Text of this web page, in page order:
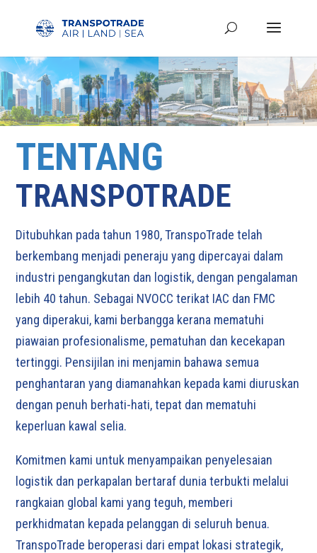
TENTANG
TRANSPOTRADE
Ditubuhkan pada tahun 1980, TranspoTrade telah
berkembang menjadi peneraju yang dipercayai dalam
industri pengangkutan dan logistik, dengan pengalaman
lebih 40 tahun. Sebagai NVOCC terikat IAC dan FMC
yang diperakui, kami berbangga kerana mematuhi
piawaian profesionalisme, pematuhan dan kecekapan
tertinggi. Pensijilan ini menjamin bahawa semua
penghantaran yang diamanahkan kepada kami diuruskan
dengan penuh berhati-hati, tepat dan mematuhi
keperluan kawal selia.
Komitmen kami untuk menyampaikan penyelesaian
logistik dan perkapalan bertaraf dunia terbukti melalui
rangkaian global kami yang teguh, memberi
perkhidmatan kepada pelanggan di seluruh benua.
TranspoTrade beroperasi dari empat lokasi strategik,